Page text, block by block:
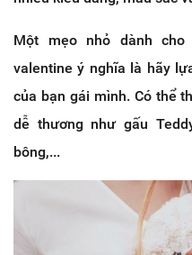
Một mẹo nhỏ dành
valentine ý nghĩa là hãy
của bạn gái mình. Có thể
dễ thương như gấu
bông,...